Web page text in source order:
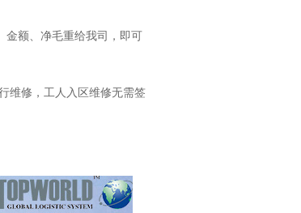
金额、净毛重给我司，即可
维修，工人入区维修无需签